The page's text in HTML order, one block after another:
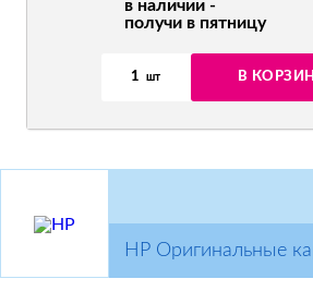
в наличии -
получи в пятницу
1 шт В
HP Оригинальные